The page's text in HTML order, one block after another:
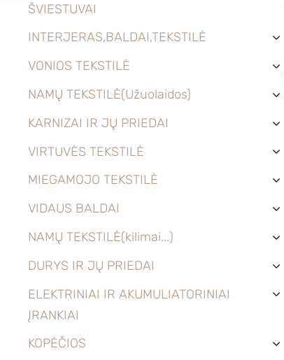
ŠVIESTUVAI
INTERJERAS,BALDAI,TEKSTILĖ ›
VONIOS TEKSTILĖ ›
NAMŲ TEKSTILĖ(Užuolaidos) ›
KARNIZAI IR JŲ PRIEDAI ›
VIRTUVĖS TEKSTILĖ ›
MIEGAMOJO TEKSTILĖ ›
VIDAUS BALDAI ›
NAMŲ TEKSTILĖ(kilimai...) ›
DURYS IR JŲ PRIEDAI ›
ELEKTRINIAI IR AKUMULIATORINIAI
ĮRANKIAI
›
KOPĖČIOS ›